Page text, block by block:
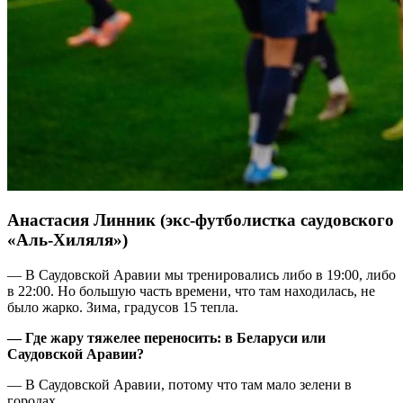
Анастасия Линник (экс-футболистка саудовского
«Аль-Хиляля»)
— В Саудовской Аравии мы тренировались либо в 19:00, либо
в 22:00. Но большую часть времени, что там находилась, не
было жарко. Зима, градусов 15 тепла.
— Где жару тяжелее переносить: в Беларуси или
Саудовской Аравии?
— В Саудовской Аравии, потому что там мало зелени в